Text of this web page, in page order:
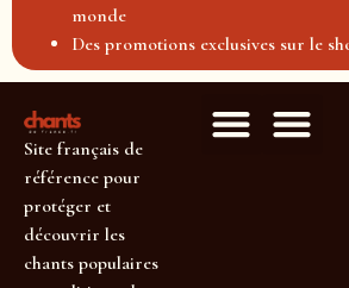
monde
Des promotions exclusives sur le
Site français de
référence pour
protéger et
découvrir les
chants populaires